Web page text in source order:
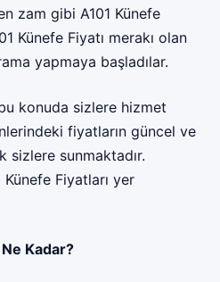
zam gibi A101 Künefe
Künefe Fiyatı merakı olan
yapmaya başladılar.
konuda sizlere hizmet
fiyatların güncel ve
sizlere sunmaktadır.
Künefe Fiyatları yer
Kadar?